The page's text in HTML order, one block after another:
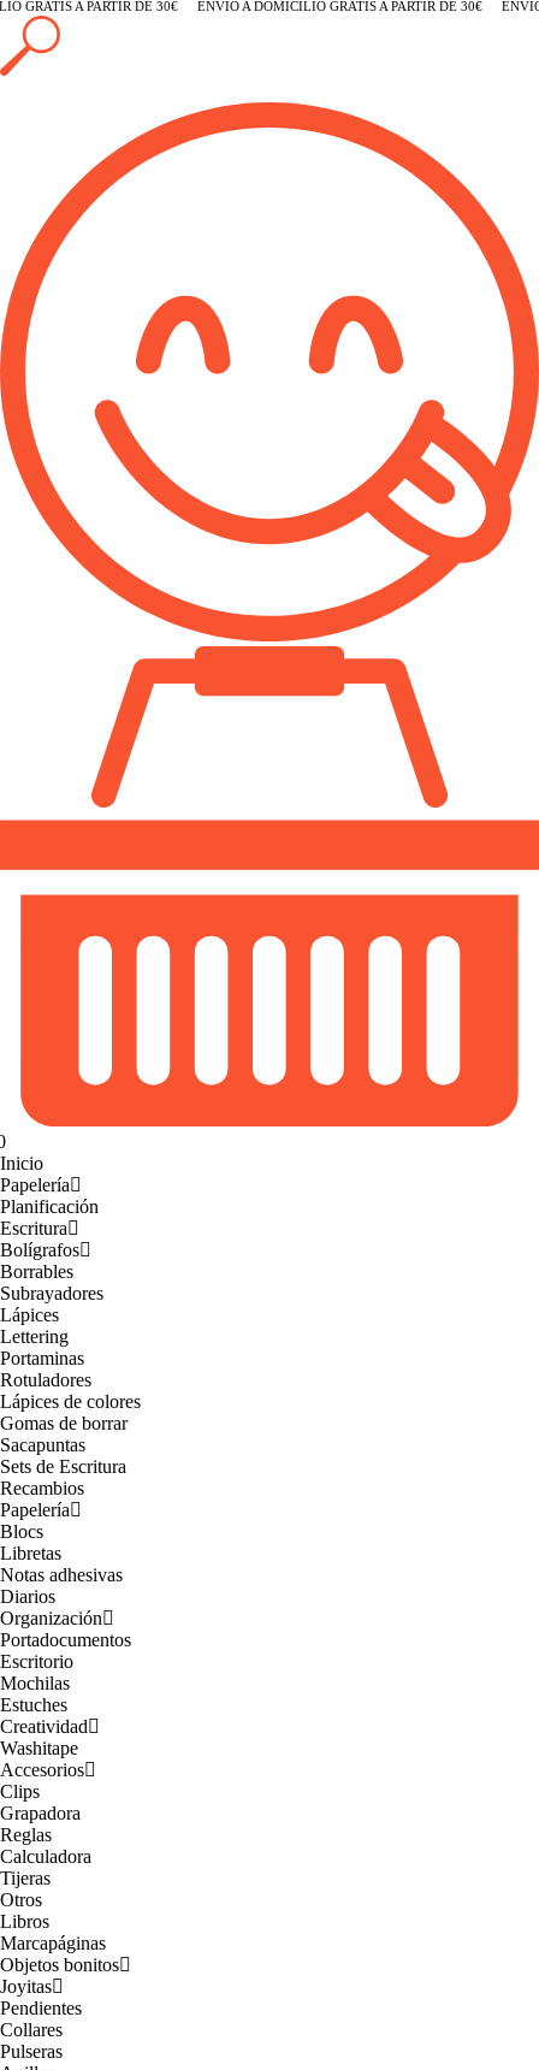
GRATIS A PARTIR DE 30€ ENVÍO A DOMICILIO GRATIS A PARTIR DE 30€ ENVÍO
Inicio
Papelería
Planificación
Escritura
Bolígrafos
Borrables
Subrayadores
Lápices
Lettering
Portaminas
Rotuladores
Lápices de colores
Gomas de borrar
Sacapuntas
Sets de Escritura
Recambios
Papelería
Blocs
Libretas
Notas adhesivas
Diarios
Organización
Portadocumentos
Escritorio
Mochilas
Estuches
Creatividad
Washitape
Accesorios
Clips
Grapadora
Reglas
Calculadora
Tijeras
Otros
Libros
Marcapáginas
Objetos bonitos
Joyitas
Pendientes
Collares
Pulseras